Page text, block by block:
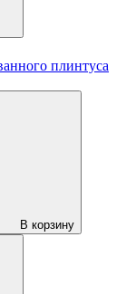
плинтуса
В корзину